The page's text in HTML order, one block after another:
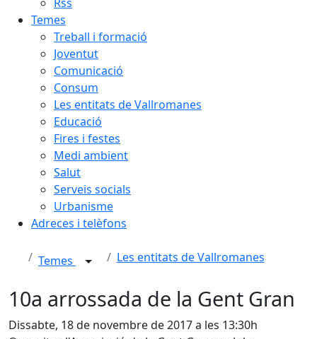
Temes
Treball i formació
Joventut
Comunicació
Consum
Les entitats de Vallromanes
Educació
Fires i festes
Medi ambient
Salut
Serveis socials
Urbanisme
Adreces i telèfons
Temes Les entitats de Vallromanes
10a arrossada de la Gent Gran
Dissabte, 18 de novembre de 2017 a les 13:30h